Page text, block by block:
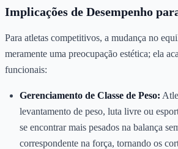
Implicações de Desempenho
Para atletas competitivos, a mudança no
meramente uma preocupação estética; ela
funcionais:
Gerenciamento de Classe de Peso:
levantamento de peso, luta livre ou
se encontrar mais pesados na balança
correspondente na força, tornando os